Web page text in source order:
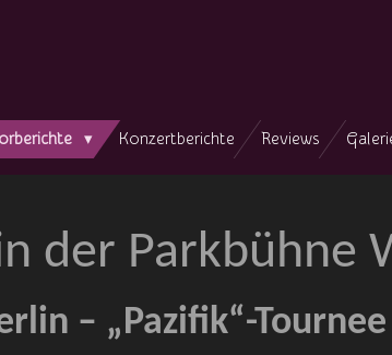
Konzertberichte Reviews
der Parkbühne
– „Pazifik“-